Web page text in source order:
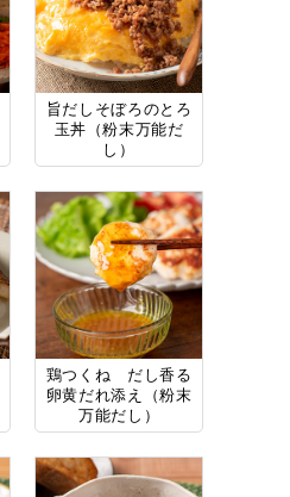
旨だしそぼろのとろ
玉丼（粉末万能だ
し）
鶏つくね だし香る
卵黄だれ添え（粉末
万能だし）